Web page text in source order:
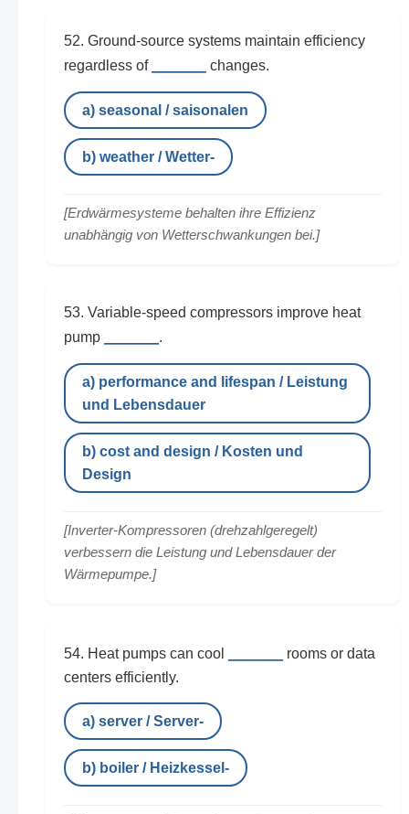
52. Ground-source systems maintain efficiency
regardless of
changes.
a) seasonal / saisonalen
b) weather / Wetter-
[Erdwärmesysteme behalten ihre Effizienz
unabhängig von Wetterschwankungen bei.]
53. Variable-speed compressors improve heat
pump
.
a) performance and lifespan / Leistung
und Lebensdauer
b) cost and design / Kosten und
Design
[Inverter-Kompressoren (drehzahlgeregelt)
verbessern die Leistung und Lebensdauer der
Wärmepumpe.]
54. Heat pumps can cool
rooms or data
centers efficiently.
a) server / Server-
b) boiler / Heizkessel-